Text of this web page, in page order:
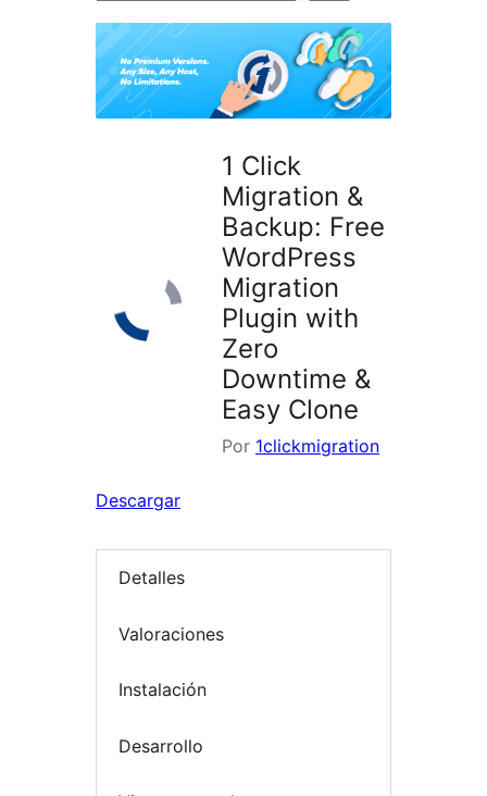
1 Click
Migration &
Backup: Free
WordPress
Migration
Plugin with
Zero
Downtime &
Easy Clone
Por 1clickmigration
Descargar
Detalles
Valoraciones
Instalación
Desarrollo